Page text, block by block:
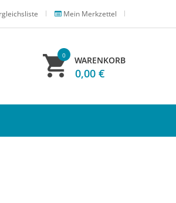
Mein Merkzettel
WARENKORB
0
0,00 €